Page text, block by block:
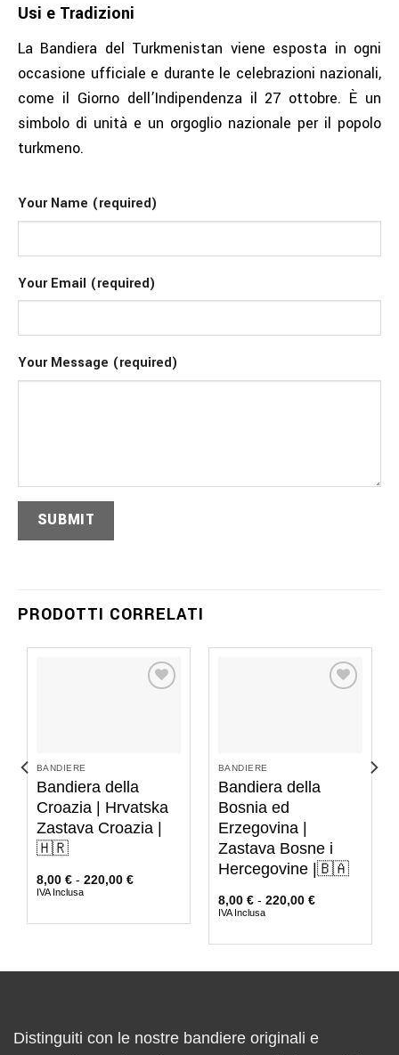
Usi e Tradizioni
La Bandiera del Turkmenistan viene esposta in ogni
occasione ufficiale e durante le celebrazioni nazionali,
come il Giorno dell’Indipendenza il 27 ottobre. È un
simbolo di unità e un orgoglio nazionale per il popolo
turkmeno.
Your Name (required)
Your Email (required)
Your Message (required)
PRODOTTI CORRELATI
BANDIERE
Bandiera della
Croazia | Hrvatska
Zastava Croazia |
🇭🇷
8,00 € - 220,00 €
IVA Inclusa
BANDIERE
Bandiera della
Bosnia ed
Erzegovina |
Zastava Bosne i
Hercegovine |🇧🇦
8,00 € - 220,00 €
IVA Inclusa
Distinguiti con le nostre bandiere originali e